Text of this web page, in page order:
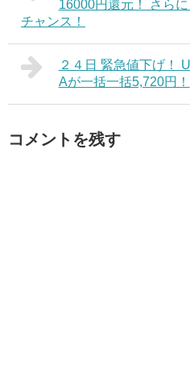
16000円還元！ さら
チャンス！
２４日 緊急値下げ！
Aが一括一括5,720円！
コメントを残す